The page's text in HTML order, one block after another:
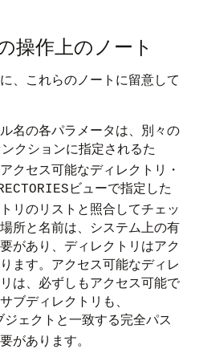
操作上のノート
、これらのノートに留意して
名の各パラメータは、別々の
クションに指定されるた
クセス可能なディレクトリ・
ビューで指定した
リのリストと照合してチェッ
所と名前は、システム上の有
があり、ディレクトリはアク
ます。アクセス可能なディレ
は、必ずしもアクセス可能で
ブディレクトリも、
ジェクトと一致する完全パス
があります。